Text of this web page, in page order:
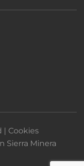
| Cookies
Sierra Minera